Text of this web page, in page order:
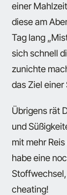
einer
diese am
Tag lang
sich schnell
zunichte
das Ziel
Übrigens rät
und
mit mehr
habe eine
cheating!